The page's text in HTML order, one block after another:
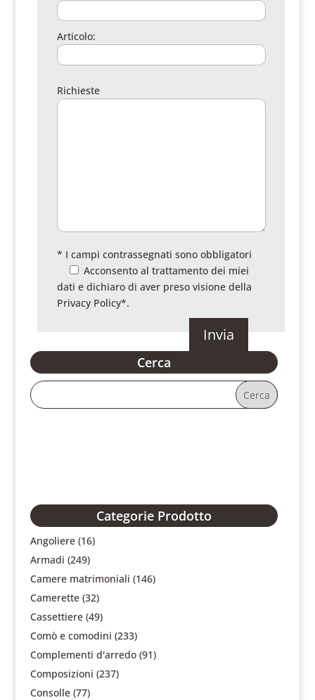
Articolo:
Richieste
* I campi contrassegnati sono obbligatori
Acconsento al trattamento dei miei
dati e dichiaro di aver preso visione della
Privacy Policy*.
Cerca
Categorie Prodotto
Angoliere (16)
Armadi (249)
Camere matrimoniali (146)
Camerette (32)
Cassettiere (49)
Comò e comodini (233)
Complementi d'arredo (91)
Composizioni (237)
Consolle (77)